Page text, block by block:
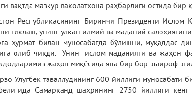
вақтда мазкур ваколатхона раҳбарлиги остида
Республикасининг Биринчи Президенти
тиклаш, унинг улкан илмий ва маданий
ҳурмат билан муносабатда бўлишни, муқаддас
олиб чиқди. Унинг ислом маданияти ва жаҳон
жаҳон миқёсида яна бир бор эътироф
Улуғбек таваллудининг 600 йиллиги муносабати
Самарқанд шаҳрининг 2750 йиллиги